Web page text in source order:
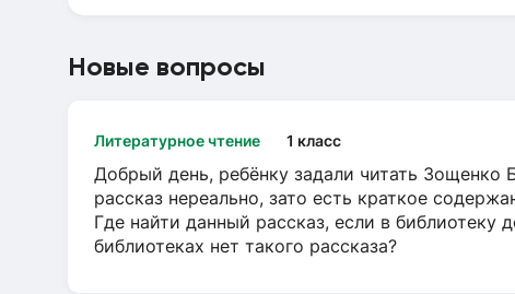
Новые вопросы
Литературное чтение 1 класс
Добрый день, ребёнку задали читать Зощенко
рассказ нереально, зато есть краткое
Где найти данный рассказ, если в библиотеку
библиотеках нет такого рассказа?